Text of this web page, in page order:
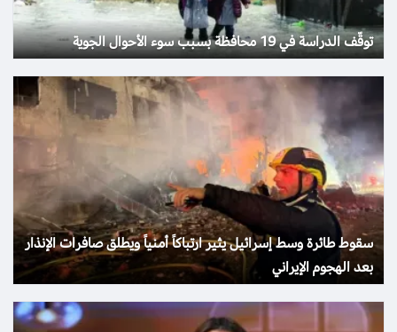
توقّف الدراسة في 19 محافظة بسبب سوء الأحوال الجوية
سقوط طائرة وسط إسرائيل يثير ارتباكاً أمنياً ويطلق صافرات الإنذار
بعد الهجوم الإيراني